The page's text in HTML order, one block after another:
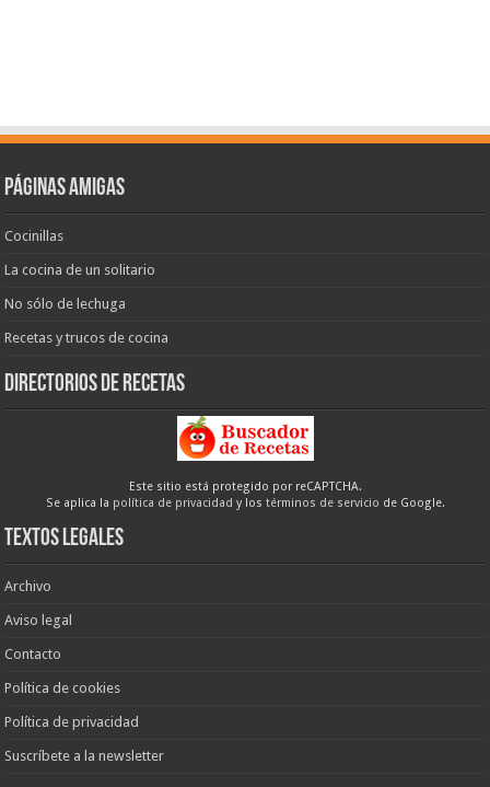
Páginas amigas
Cocinillas
La cocina de un solitario
No sólo de lechuga
Recetas y trucos de cocina
Directorios de recetas
Este sitio está protegido por reCAPTCHA.
Se aplica la política de privacidad y los términos de servicio de Google.
Textos legales
Archivo
Aviso legal
Contacto
Política de cookies
Política de privacidad
Suscríbete a la newsletter